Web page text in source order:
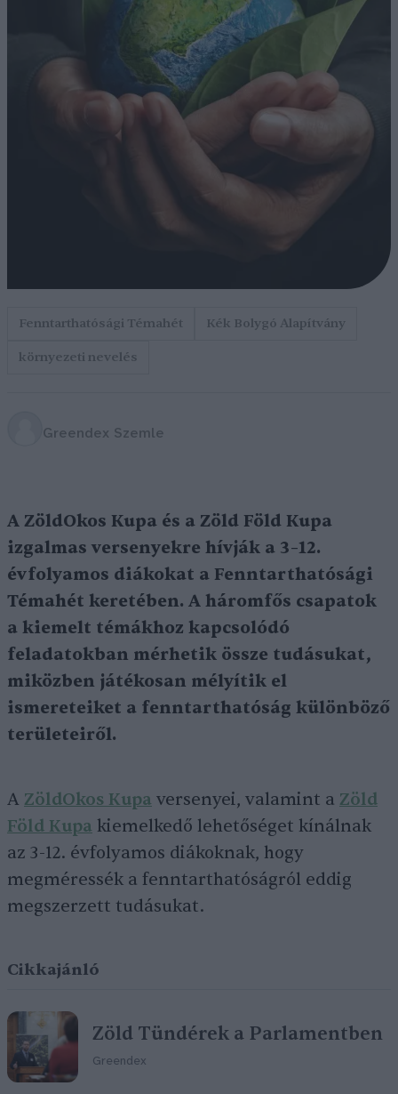
Fenntarthatósági Témahét
Kék Bolygó Alapítvány
környezeti nevelés
Greendex Szemle
A ZöldOkos Kupa és a Zöld Föld Kupa
izgalmas versenyekre hívják a 3–12.
évfolyamos diákokat a Fenntarthatósági
Témahét keretében. A háromfős csapatok
a kiemelt témákhoz kapcsolódó
feladatokban mérhetik össze tudásukat,
miközben játékosan mélyítik el
ismereteiket a fenntarthatóság különböző
területeiről.
A ZöldOkos Kupa versenyei, valamint a Zöld
Föld Kupa kiemelkedő lehetőséget kínálnak
az 3-12. évfolyamos diákoknak, hogy
megméressék a fenntarthatóságról eddig
megszerzett tudásukat.
Cikkajánló
Zöld Tündérek a Parlamentben
Greendex